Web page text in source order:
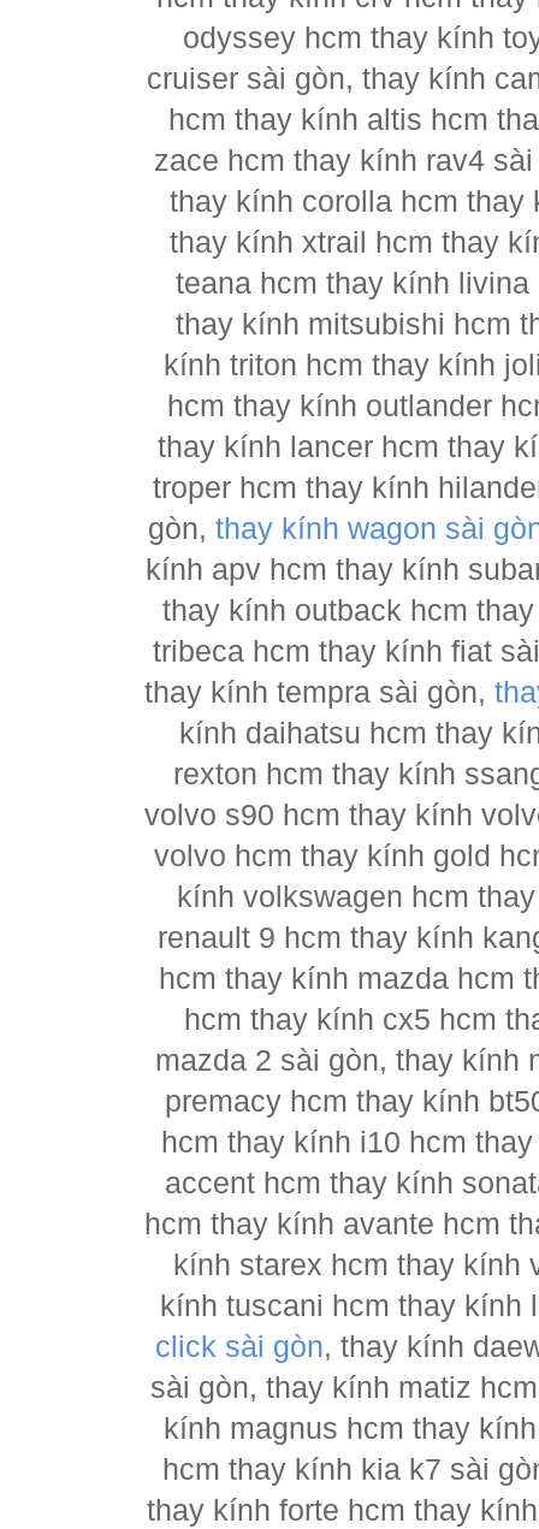
odyssey hcm thay kính
cruiser sài gòn, thay kính
hcm thay kính altis hcm
zace hcm thay kính rav4
thay kính corolla hcm
thay kính xtrail hcm thay
teana hcm thay kính
thay kính mitsubishi hcm
kính triton hcm thay kính
hcm thay kính outlander
thay kính lancer hcm thay
troper hcm thay kính
gòn, thay kính wagon sài
kính apv hcm thay kính
thay kính outback hcm
tribeca hcm thay kính fiat
thay kính tempra sài gòn,
kính daihatsu hcm thay
rexton hcm thay kính
volvo s90 hcm thay kính
volvo hcm thay kính gold
kính volkswagen hcm
renault 9 hcm thay kính
hcm thay kính mazda hcm
hcm thay kính cx5 hcm
mazda 2 sài gòn, thay kính
premacy hcm thay kính
hcm thay kính i10 hcm
accent hcm thay kính
hcm thay kính avante hcm
kính starex hcm thay kính
kính tuscani hcm thay
click sài gòn, thay kính
sài gòn, thay kính matiz
kính magnus hcm thay
hcm thay kính kia k7 sài
thay kính forte hcm thay